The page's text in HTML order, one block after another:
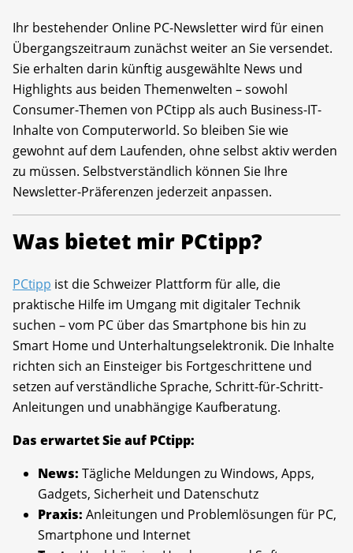
Ihr bestehender Online PC-Newsletter wird für einen
Übergangszeitraum zunächst weiter an Sie versendet.
Sie erhalten darin künftig ausgewählte News und
Highlights aus beiden Themenwelten – sowohl
Consumer-Themen von PCtipp als auch Business-IT-
Inhalte von Computerworld. So bleiben Sie wie
gewohnt auf dem Laufenden, ohne selbst aktiv werden
zu müssen. Selbstverständlich können Sie Ihre
Newsletter-Präferenzen jederzeit anpassen.
Was bietet mir PCtipp?
PCtipp ist die Schweizer Plattform für alle, die
praktische Hilfe im Umgang mit digitaler Technik
suchen – vom PC über das Smartphone bis hin zu
Smart Home und Unterhaltungselektronik. Die Inhalte
richten sich an Einsteiger bis Fortgeschrittene und
setzen auf verständliche Sprache, Schritt-für-Schritt-
Anleitungen und unabhängige Kaufberatung.
Das erwartet Sie auf PCtipp:
News: Tägliche Meldungen zu Windows, Apps,
Gadgets, Sicherheit und Datenschutz
Praxis: Anleitungen und Problemlösungen für PC,
Smartphone und Internet